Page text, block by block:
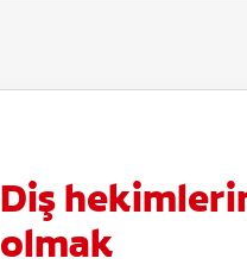
Diş
olmak